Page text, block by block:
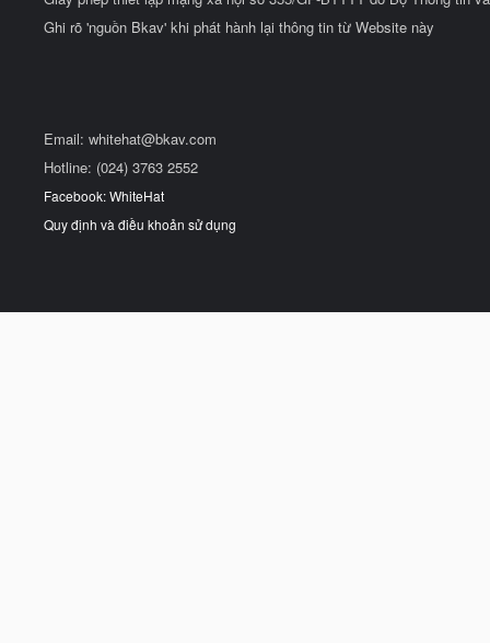
Ghi rõ 'nguồn Bkav' khi phát hành lại thông tin từ Website này
Email: whitehat@bkav.com
Hotline: (024) 3763 2552
Facebook: WhiteHat
Quy định và điều khoản sử dụng